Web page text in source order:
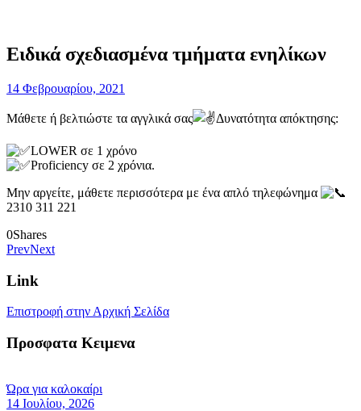
Ειδικά σχεδιασμένα τμήματα ενηλίκων
14 Φεβρουαρίου, 2021
Μάθετε ή βελτιώστε τα αγγλικά σας Δυνατότητα απόκτησης:
LOWER σε 1 χρόνο
Proficiency σε 2 χρόνια.
Μην αργείτε, μάθετε περισσότερα με ένα απλό τηλεφώνημα
2310 311 221
0Shares
PrevNext
Link
Επιστροφή στην Αρχική Σελίδα
Προσφατα Κειμενα
Ώρα για καλοκαίρι
14 Ιουλίου, 2026